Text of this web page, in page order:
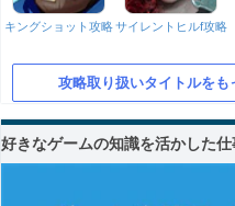
キングショット攻略サイレントヒルf攻略
攻略取り扱いタイトルをも
好きなゲームの知識を活かした仕